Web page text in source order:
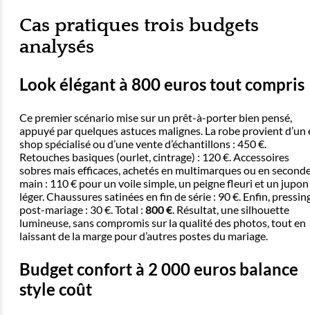
Cas pratiques trois budgets
analysés
Look élégant à 800 euros tout compris
Ce premier scénario mise sur un prêt-à-porter bien pensé,
appuyé par quelques astuces malignes. La robe provient d’un
shop spécialisé ou d’une vente d’échantillons : 450 €.
Retouches basiques (ourlet, cintrage) : 120 €. Accessoires
sobres mais efficaces, achetés en multimarques ou en
main : 110 € pour un voile simple, un peigne fleuri et un jupon
léger. Chaussures satinées en fin de série : 90 €. Enfin,
post-mariage : 30 €. Total : 800 €. Résultat, une silhouette
lumineuse, sans compromis sur la qualité des photos, tout en
laissant de la marge pour d’autres postes du mariage.
Budget confort à 2 000 euros balance
style coût